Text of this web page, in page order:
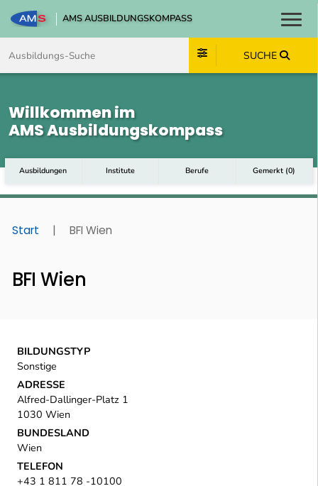
AMS AUSBILDUNGSKOMPASS
SUCHE
Willkommen im
AMS Ausbildungskompass
Ausbildungen Institute Berufe Gemerkt (0)
Start | BFI Wien
BFI Wien
BILDUNGSTYP
Sonstige
ADRESSE
Alfred-Dallinger-Platz 1
1030 Wien
BUNDESLAND
Wien
TELEFON
+43 1 811 78 -10100